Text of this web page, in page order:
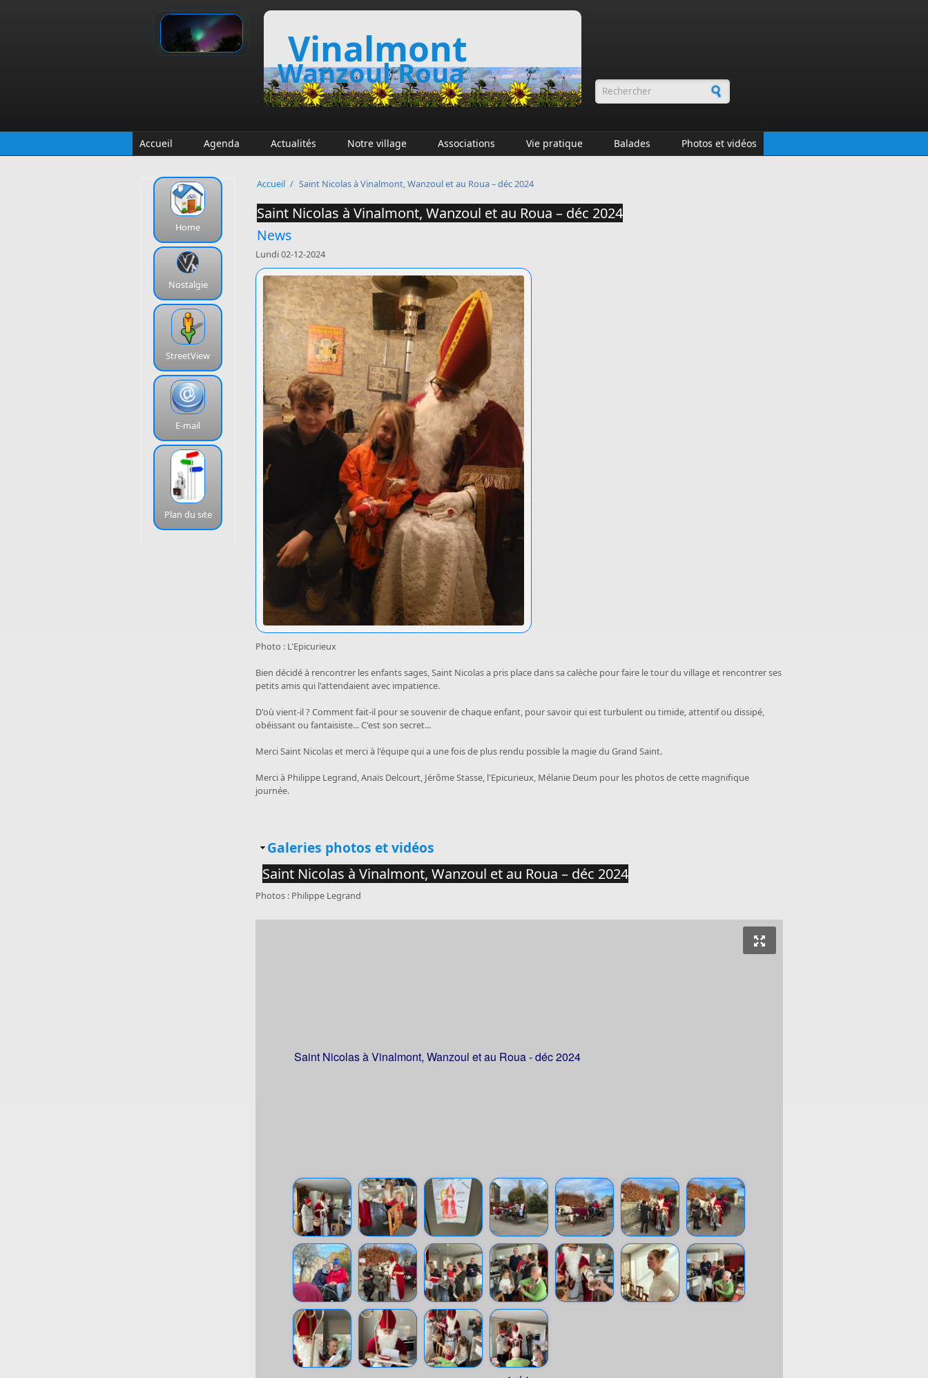
Vinalmont
Wanzoul Roua
Formulaire de recherche
Accueil Agenda Actualités Notre village Associations Vie pratique Balades Photos et vidéos
Home
Nostalgie
StreetView
E-mail
Plan du site
Accueil / Saint Nicolas à Vinalmont, Wanzoul et au Roua – déc 2024
Saint Nicolas à Vinalmont, Wanzoul et au Roua – déc 2024
News
Lundi 02-12-2024
Photo : L'Epicurieux
Bien décidé à rencontrer les enfants sages, Saint Nicolas a pris place dans sa calèche pour faire le tour du village et rencontrer ses
petits amis qui l'attendaient avec impatience.
D'où vient-il ? Comment fait-il pour se souvenir de chaque enfant, pour savoir qui est turbulent ou timide, attentif ou dissipé,
obéissant ou fantaisiste... C'est son secret...
Merci Saint Nicolas et merci à l'équipe qui a une fois de plus rendu possible la magie du Grand Saint.
Merci à Philippe Legrand, Anaïs Delcourt, Jérôme Stasse, l'Epicurieux, Mélanie Deum pour les photos de cette magnifique
journée.
Masquer
Galeries photos et vidéos
Saint Nicolas à Vinalmont, Wanzoul et au Roua – déc 2024
Photos : Philippe Legrand